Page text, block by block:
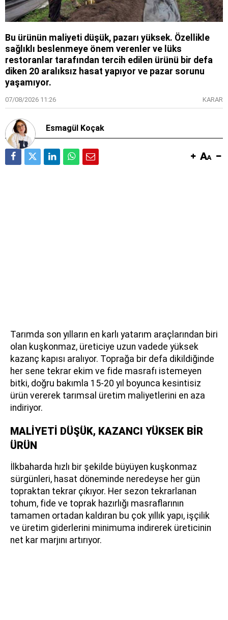
Bu ürünün maliyeti düşük, pazarı yüksek. Özellikle
sağlıklı beslenmeye önem verenler ve lüks
restoranlar tarafından tercih edilen ürünü bir defa
diken 20 aralıksız hasat yapıyor ve pazar sorunu
yaşamıyor.
07/08/2026 11:26 KARAR
Esmagül Koçak
Tarımda son yılların en karlı yatarım araçlarından biri
olan kuşkonmaz, üreticiye uzun vadede yüksek
kazanç kapısı aralıyor. Toprağa bir defa dikildiğinde
her sene tekrar ekim ve fide masrafı istemeyen
bitki, doğru bakımla 15-20 yıl boyunca kesintisiz
ürün vererek tarımsal üretim maliyetlerini en aza
indiriyor.
MALİYETİ DÜŞÜK, KAZANCI YÜKSEK BİR
ÜRÜN
İlkbaharda hızlı bir şekilde büyüyen kuşkonmaz
sürgünleri, hasat döneminde neredeyse her gün
topraktan tekrar çıkıyor. Her sezon tekrarlanan
tohum, fide ve toprak hazırlığı masraflarının
tamamen ortadan kaldıran bu çok yıllık yapı, işçilik
ve üretim giderlerini minimuma indirerek üreticinin
net kar marjını artırıyor.